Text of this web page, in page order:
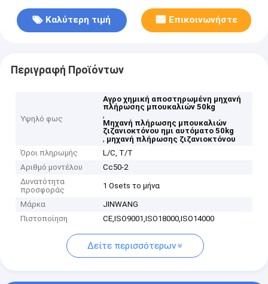
Καλύτερη τιμή Επικοινωνήστε
Περιγραφή Προϊόντων
Υψηλό φως
Αγρο χημική αποστηρωμένη μηχανή
πλήρωσης μπουκαλιών 50kg
,
Μηχανή πλήρωσης μπουκαλιών
ζιζανιοκτόνου ημι αυτόματο 50kg
, μηχανή πλήρωσης ζιζανιοκτόνου
Όροι πληρωμής
L/C, T/T
Αριθμό μοντέλου
Cc50-2
Δυνατότητα
προσφοράς
1 Osets το μήνα
Μάρκα
JINWANG
Πιστοποίηση
CE,ISO9001,ISO18000,ISO14000
Δείτε περισσότερων